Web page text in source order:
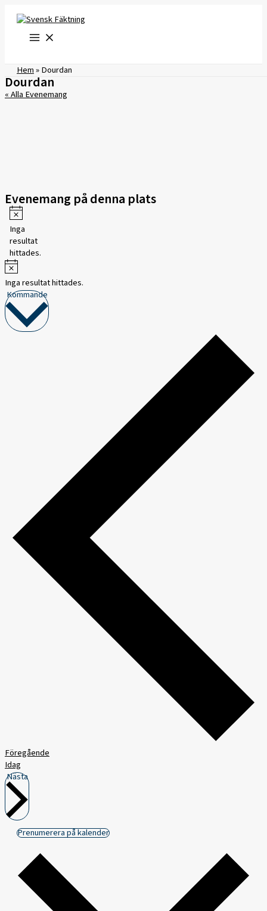
innehåll
Hem»Dourdan
Dourdan
« Alla Evenemang
Evenemang på denna plats
Notis
Inga
resultat
hittades.
Notis
Inga resultat hittades.
Kommande
datum.
Föregående
Idag
Nästa
Prenumerera på kalender